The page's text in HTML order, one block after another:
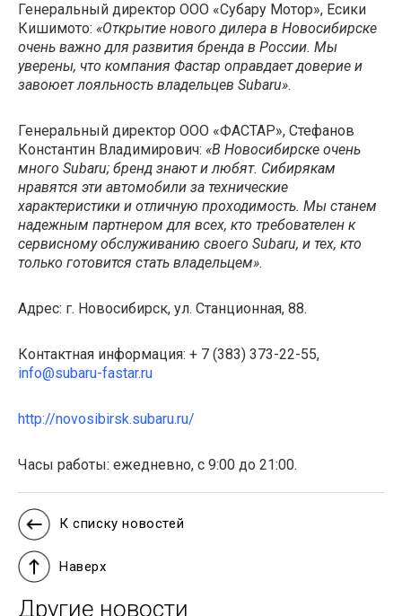
Генеральный директор ООО «Субару Мотор», Есики
Кишимото: «Открытие нового дилера в Новосибирске
очень важно для развития бренда в России. Мы
уверены, что компания Фастар оправдает доверие и
завоюет лояльность владельцев Subaru».
Генеральный директор ООО «ФАСТАР», Стефанов
Константин Владимирович: «В Новосибирске очень
много Subaru; бренд знают и любят. Сибирякам
нравятся эти автомобили за технические
характеристики и отличную проходимость. Мы станем
надежным партнером для всех, кто требователен к
сервисному обслуживанию своего Subaru, и тех, кто
только готовится стать владельцем».
Адрес: г. Новосибирск, ул. Станционная, 88.
Контактная информация: + 7 (383) 373-22-55,
info@subaru-fastar.ru
http://novosibirsk.subaru.ru/
Часы работы: ежедневно, с 9:00 до 21:00.
К списку новостей
Наверх
Другие новости